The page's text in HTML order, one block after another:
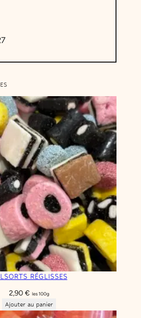
RÉGLISSES
2,90 € les 100g
Ajouter au panier